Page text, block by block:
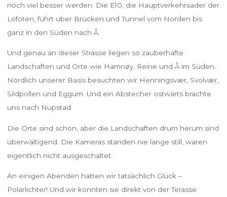
noch viel besser werden. Die E10, die Hauptverkehrsader der
Lofoten, führt über Brücken und Tunnel vom Norden bis
ganz in den Süden nach Å.
Und genau an dieser Strasse liegen so zauberhafte
Landschaften und Orte wie Hamnøy, Reine und Å im Süden.
Nördlich unserer Basis besuchten wir Henningsvær, Svolvær,
Sildpollen und Eggum. Und ein Abstecher ostwärts brachte
uns nach Nupstad.
Die Orte sind schön, aber die Landschaften drum herum sind
überwältigend. Die Kameras standen nie lange still, waren
eigentlich nicht ausgeschaltet.
An einigen Abenden hatten wir tatsächlich Glück –
Polarlichter! Und wir konnten sie direkt von der Terasse